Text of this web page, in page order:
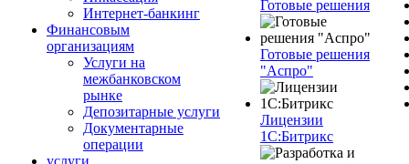
Интернет-банкинг
Финансовым
организациям
Услуги на
межбанковском
рынке
Депозитарные услуги
Документарные
операции
услуги
Готовые решения
Готовые решения
"Аспро"
Лицензии
1С:Битрикс